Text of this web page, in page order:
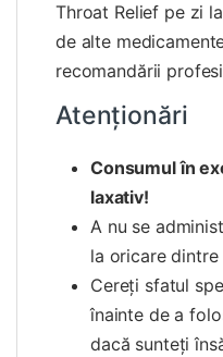
Throat Relief pe zi
de alte
recomandării
Atenționări
Consumul în
laxativ!
A nu se
la oricare dintre
Cereţi sfatul
înainte de a
dacă sunteţi